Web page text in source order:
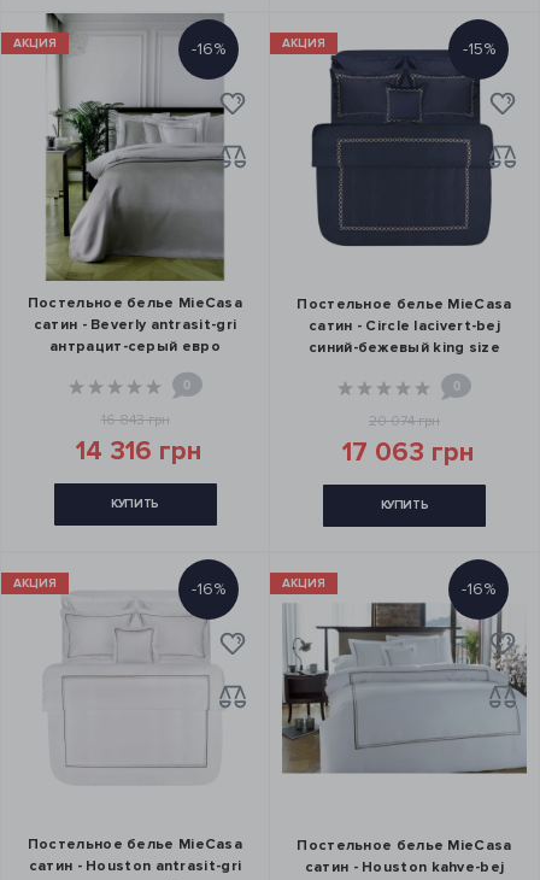
АКЦИЯ -16%
Постельное белье MieCasa
сатин - Beverly antrasit-gri
антрацит-серый евро
0
16 843 грн
14 316 грн
КУПИТЬ
АКЦИЯ -15%
Постельное белье MieCasa
сатин - Circle lacivert-bej
синий-бежевый king size
0
20 074 грн
17 063 грн
КУПИТЬ
АКЦИЯ -16%
Постельное белье MieCasa
сатин - Houston antrasit-gri
АКЦИЯ -16%
Постельное белье MieCasa
сатин - Houston kahve-bej